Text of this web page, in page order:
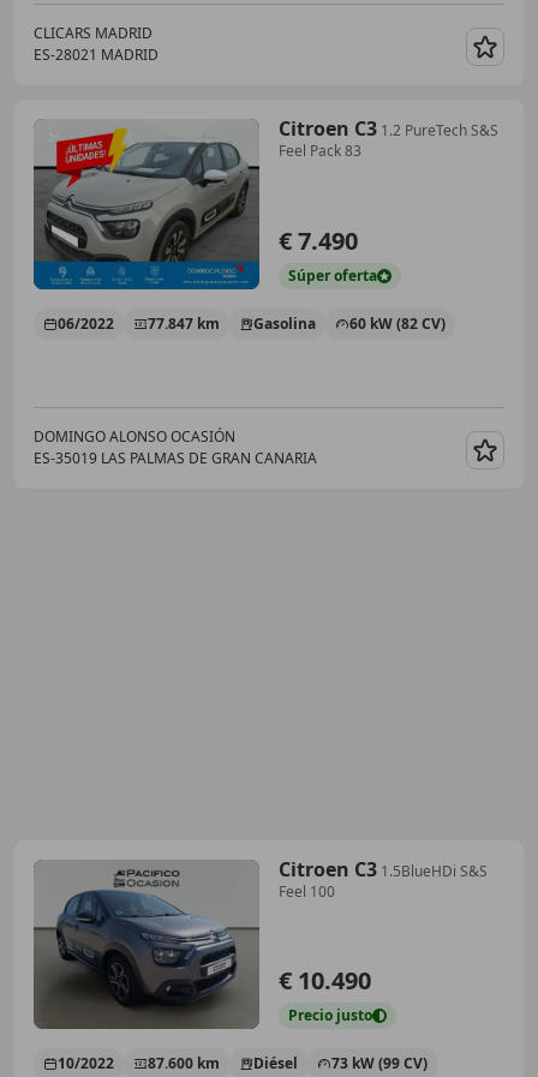
CLICARS MADRID
ES-28021 MADRID
Citroen C3 1.2 PureTech S&S
Feel Pack 83
€ 7.490
Súperoferta
06/2022 77.847 km Gasolina 60 kW (82 CV)
DOMINGO ALONSO OCASIÓN
ES-35019 LAS PALMAS DE GRAN CANARIA
Citroen C3 1.5BlueHDi S&S
Feel 100
€ 10.490
Precio justo
10/2022 87.600 km Diésel 73 kW (99 CV)